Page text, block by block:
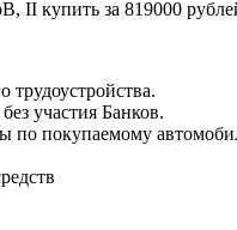
трудоустройства.
участия Банков.
по покупаемому